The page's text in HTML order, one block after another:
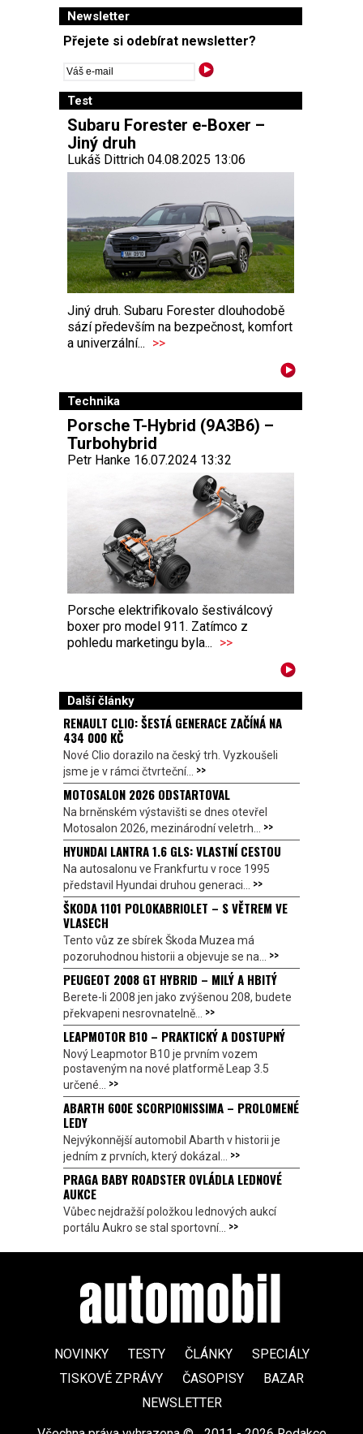
Newsletter
Přejete si odebírat newsletter?
Test
Subaru Forester e-Boxer –
Jiný druh
Lukáš Dittrich 04.08.2025 13:06
Jiný druh. Subaru Forester dlouhodobě
sází především na bezpečnost, komfort
a univerzální... >>
Technika
Porsche T-Hybrid (9A3B6) –
Turbohybrid
Petr Hanke 16.07.2024 13:32
Porsche elektrifikovalo šestiválcový
boxer pro model 911. Zatímco z
pohledu marketingu byla... >>
Další články
RENAULT CLIO: ŠESTÁ GENERACE ZAČÍNÁ NA
434 000 KČ
Nové Clio dorazilo na český trh. Vyzkoušeli
jsme je v rámci čtvrteční... >>
MOTOSALON 2026 ODSTARTOVAL
Na brněnském výstavišti se dnes otevřel
Motosalon 2026, mezinárodní veletrh... >>
HYUNDAI LANTRA 1.6 GLS: VLASTNÍ CESTOU
Na autosalonu ve Frankfurtu v roce 1995
představil Hyundai druhou generaci... >>
ŠKODA 1101 POLOKABRIOLET – S VĚTREM VE
VLASECH
Tento vůz ze sbírek Škoda Muzea má
pozoruhodnou historii a objevuje se na... >>
PEUGEOT 2008 GT HYBRID – MILÝ A HBITÝ
Berete-li 2008 jen jako zvýšenou 208, budete
překvapeni nesrovnatelně... >>
LEAPMOTOR B10 – PRAKTICKÝ A DOSTUPNÝ
Nový Leapmotor B10 je prvním vozem
postaveným na nové platformě Leap 3.5
určené... >>
ABARTH 600E SCORPIONISSIMA – PROLOMENÉ
LEDY
Nejvýkonnější automobil Abarth v historii je
jedním z prvních, který dokázal... >>
PRAGA BABY ROADSTER OVLÁDLA LEDNOVÉ
AUKCE
Vůbec nejdražší položkou lednových aukcí
portálu Aukro se stal sportovní... >>
NOVINKY TESTY ČLÁNKY
SPECIÁLY
TISKOVÉ ZPRÁVY
ČASOPISY
BAZAR
NEWSLETTER